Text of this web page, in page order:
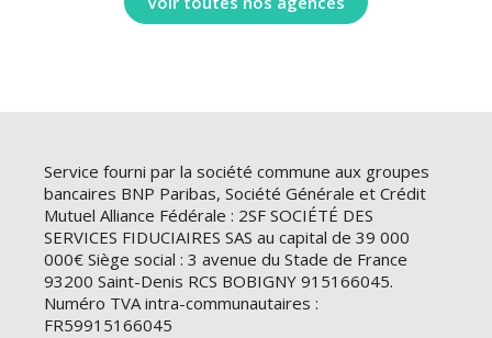
Service fourni par la société commune aux groupes
bancaires BNP Paribas, Société Générale et Crédit
Mutuel Alliance Fédérale : 2SF SOCIÉTÉ DES
SERVICES FIDUCIAIRES SAS au capital de 39 000
000€ Siège social : 3 avenue du Stade de France
93200 Saint-Denis RCS BOBIGNY 915166045.
Numéro TVA intra-communautaires :
FR59915166045